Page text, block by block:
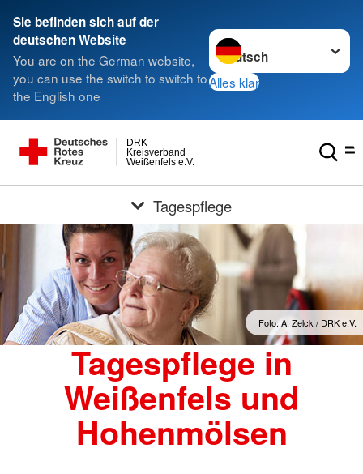
Sie befinden sich auf der
deutschen Website
You are on the German website,
you can use the switch to switch to
the English one
Sprache wechseln zu
Alles klar
Weißenfels e.V.
Kreisverband
DRK-
Tagespflege
Foto: A. Zelck / DRK e.V.
Tagespflege in
Weißenfels und
Hohenmölsen